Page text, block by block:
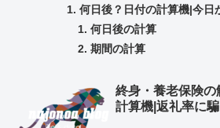
何日後？日付の計算機|今日
何日後の計算
期間の計算
終身・養老保険の
計算機|返礼率に騙